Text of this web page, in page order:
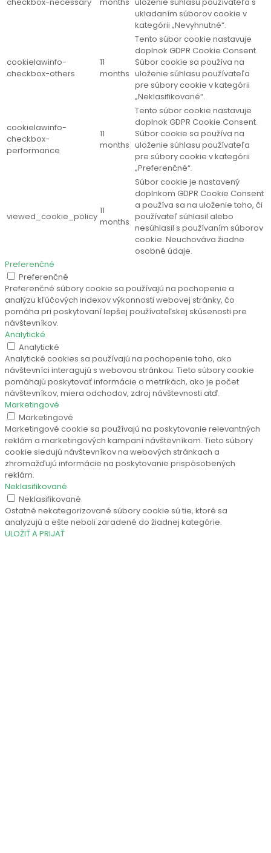
ukladaním súborov cookie v
kategórii „Nevyhnutné“.
cookielawinfo-
checkbox-others
11
months
Tento súbor cookie nastavuje
doplnok GDPR Cookie Consent.
Súbor cookie sa používa na
uloženie súhlasu používateľa
pre súbory cookie v kategórii
„Neklasifikované“.
cookielawinfo-
checkbox-
performance
11
months
Tento súbor cookie nastavuje
doplnok GDPR Cookie Consent.
Súbor cookie sa používa na
uloženie súhlasu používateľa
pre súbory cookie v kategórii
„Preferenčné“.
viewed_cookie_policy
11
months
Súbor cookie je nastavený
doplnkom GDPR Cookie Consent
a používa sa na uloženie toho, či
používateľ súhlasil alebo
nesúhlasil s používaním súborov
cookie. Neuchováva žiadne
osobné údaje.
Preferenčné
Preferenčné
Preferenčné súbory cookie sa používajú na pochopenie a
analýzu kľúčových indexov výkonnosti webovej stránky, čo
pomáha pri poskytovaní lepšej používateľskej skúsenosti pre
návštevníkov.
Analytické
Analytické
Analytické cookies sa používajú na pochopenie toho, ako
návštevníci interagujú s webovou stránkou. Tieto súbory cookie
pomáhajú poskytovať informácie o metrikách, ako je počet
návštevníkov, miera odchodov, zdroj návštevnosti atď.
Marketingové
Marketingové
Marketingové cookie sa používajú na poskytovanie relevantných
reklám a marketingových kampaní návštevníkom. Tieto súbory
cookie sledujú návštevníkov na webových stránkach a
zhromažďujú informácie na poskytovanie prispôsobených
reklám.
Neklasifikované
Neklasifikované
Ostatné nekategorizované súbory cookie sú tie, ktoré sa
analyzujú a ešte neboli zaradené do žiadnej kategórie.
ULOŽIŤ A PRIJAŤ